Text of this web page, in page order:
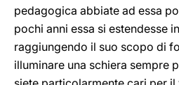
pedagogica abbiate ad essa
pochi anni essa si estendesse
raggiungendo il suo scopo di
illuminare una schiera sempre